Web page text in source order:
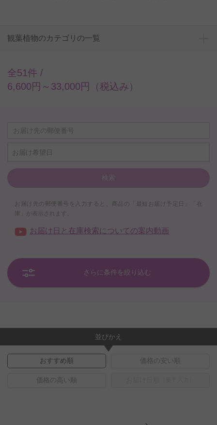
観葉植物のカテゴリの一覧
全51件 /
6,600円～33,000円（税込み）
お届け希望日
検索
お届け先の郵便番号を入力すると、商品の「最短お届け予定日」「在
庫」が表示されます。
お届け日と在庫検索についての案内動画
さらに条件を絞り込む
並びかえ
おすすめ順 価格の安い順
価格の高い順